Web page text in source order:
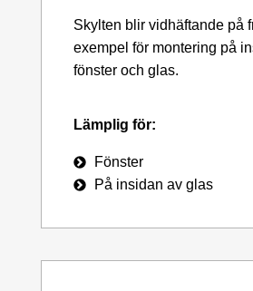
Skylten blir vidhäftande på
exempel för montering på
fönster och glas.
Lämplig för:
Fönster
På insidan av glas